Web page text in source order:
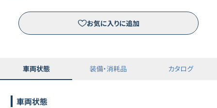
お気に入りに追加
車両状態 装備・消耗品 カタログ
車両状態